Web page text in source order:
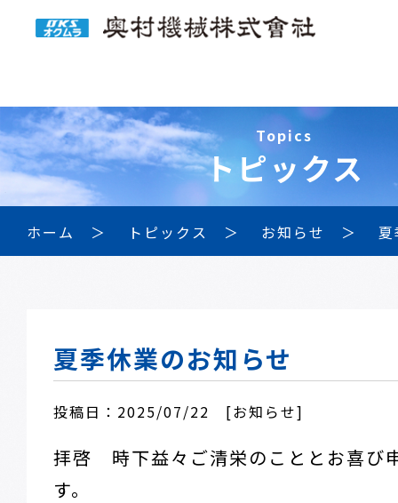
Topics
トピックス
ホーム トピックス お知らせ
夏季休業のお知らせ
投稿日：2025/07/22 [お知らせ]
拝啓 時下益々ご清栄のこととお喜び
す。